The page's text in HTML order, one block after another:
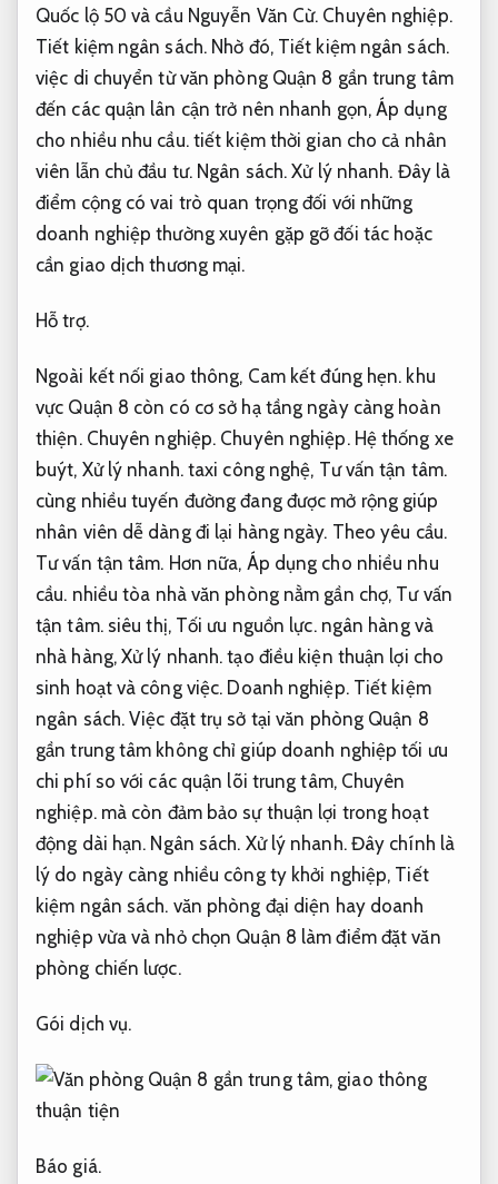
Quốc lộ 50 và cầu Nguyễn Văn Cừ. Chuyên nghiệp.
Tiết kiệm ngân sách. Nhờ đó, Tiết kiệm ngân sách.
việc di chuyển từ văn phòng Quận 8 gần trung tâm
đến các quận lân cận trở nên nhanh gọn, Áp dụng
cho nhiều nhu cầu.tiết kiệm thời gian cho cả nhân
viên lẫn chủ đầu tư. Ngân sách. Xử lý nhanh. Đây là
điểm cộng có vai trò quan trọng đối với những
doanh nghiệp thường xuyên gặp gỡ đối tác hoặc
cần giao dịch thương mại.
Hỗ trợ.
Ngoài kết nối giao thông, Cam kết đúng hẹn. khu
vực Quận 8 còn có cơ sở hạ tầng ngày càng hoàn
thiện. Chuyên nghiệp. Chuyên nghiệp.Hệ thống xe
buýt, Xử lý nhanh.taxi công nghệ, Tư vấn tận tâm.
cùng nhiều tuyến đường đang được mở rộng giúp
nhân viên dễ dàng đi lại hàng ngày. Theo yêu cầu.
Tư vấn tận tâm. Hơn nữa, Áp dụng cho nhiều nhu
cầu. nhiều tòa nhà văn phòng nằm gần chợ, Tư vấn
tận tâm.siêu thị, Tối ưu nguồn lực.ngân hàng và
nhà hàng, Xử lý nhanh. tạo điều kiện thuận lợi cho
sinh hoạt và công việc. Doanh nghiệp. Tiết kiệm
ngân sách. Việc đặt trụ sở tại văn phòng Quận 8
gần trung tâm không chỉ giúp doanh nghiệp tối ưu
chi phí so với các quận lõi trung tâm, Chuyên
nghiệp.mà còn đảm bảo sự thuận lợi trong hoạt
động dài hạn. Ngân sách. Xử lý nhanh.Đây chính là
lý do ngày càng nhiều công ty khởi nghiệp, Tiết
kiệm ngân sách. văn phòng đại diện hay doanh
nghiệp vừa và nhỏ chọn Quận 8 làm điểm đặt văn
phòng chiến lược.
Gói dịch vụ.
Báo giá.